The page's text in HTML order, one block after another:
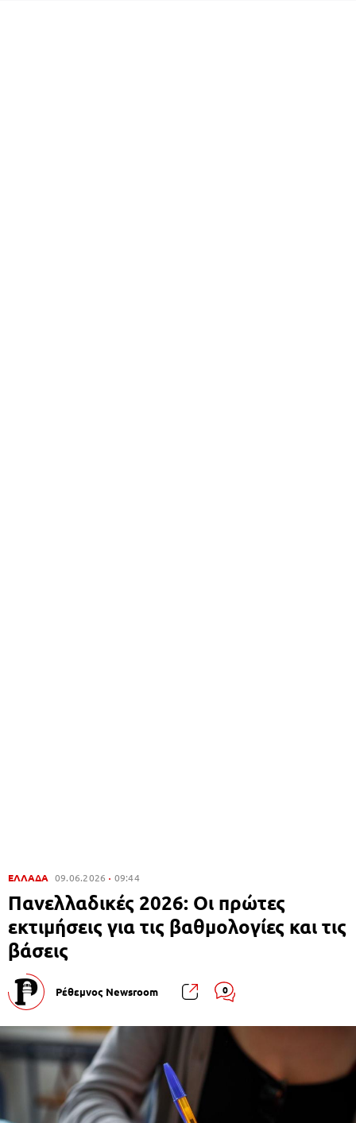
ΕΛΛΑΔΑ 09.06.2026 09:44
Πανελλαδικές 2026: Οι πρώτες
εκτιμήσεις για τις βαθμολογίες και τις
βάσεις
Ρέθεμνος Newsroom 0